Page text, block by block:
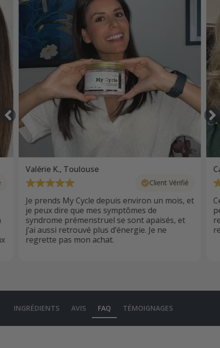
Valérie K., Toulouse
Client Vérifié
Je prends My Cycle depuis environ un mois, et
je peux dire que mes symptômes de
syndrome prémenstruel se sont apaisés, et
j’ai aussi retrouvé plus d’énergie. Je ne
regrette pas mon achat.
INGRÉDIENTS AVIS FAQ TÉMOIGNAGES